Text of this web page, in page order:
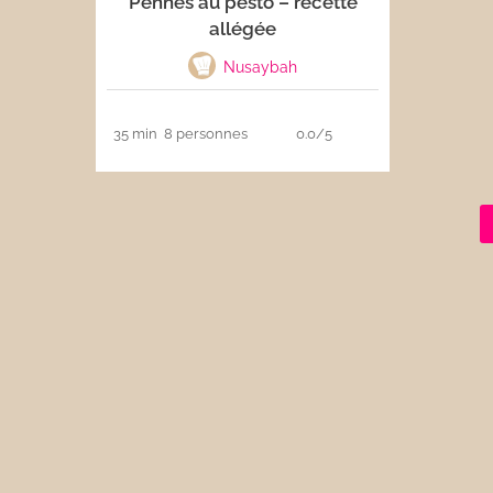
Boissons
allégée
Nusaybah
35 min 8 personnes 0.0/5